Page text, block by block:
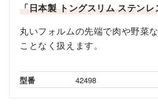
「日本製 トングスリム ステン
丸いフォルムの先端で肉や野菜
ことなく扱えます。
型番 42498